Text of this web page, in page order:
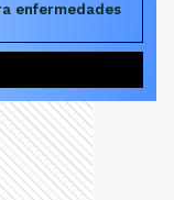
enfermedades